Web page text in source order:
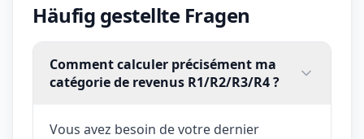
Häufig gestellte Fragen
Comment calculer précisément ma
catégorie de revenus R1/R2/R3/R4 ?
Vous avez besoin de votre dernier